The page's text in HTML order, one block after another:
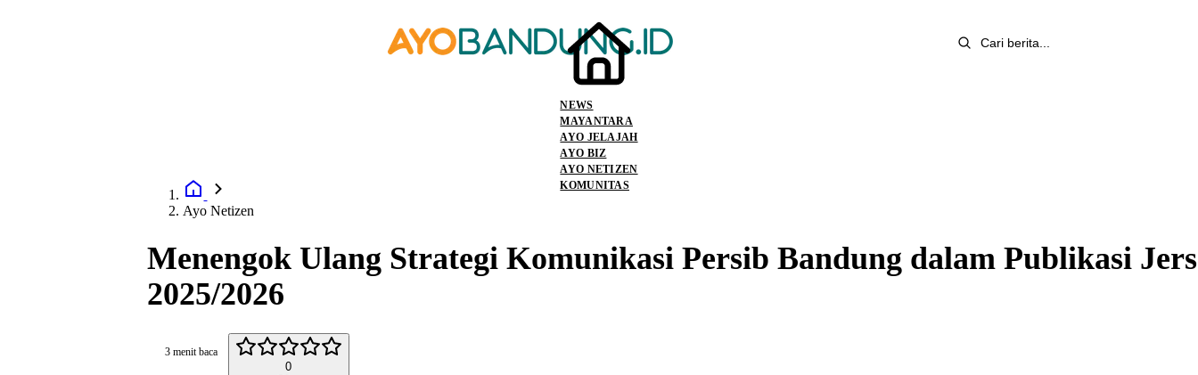
NEWS
MAYANTARA
AYO JELAJAH
AYO BIZ
AYO NETIZEN
KOMUNITAS
Ayo Netizen
Menengok Ulang Strategi Komunikasi Persib Bandung dalam Publikasi
2025/2026
3 menit baca
0